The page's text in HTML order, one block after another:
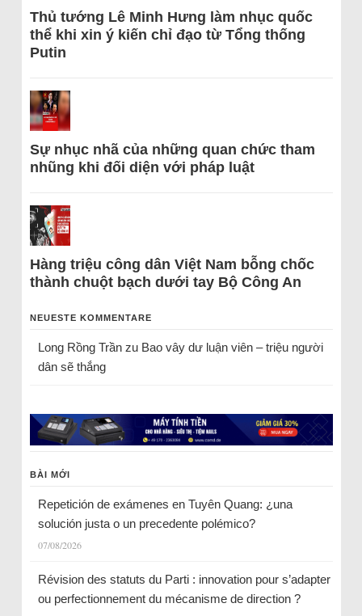
Thủ tướng Lê Minh Hưng làm nhục quốc
thể khi xin ý kiến chỉ đạo từ Tổng thống
Putin
Sự nhục nhã của những quan chức tham
nhũng khi đối diện với pháp luật
Hàng triệu công dân Việt Nam bỗng chốc
thành chuột bạch dưới tay Bộ Công An
NEUESTE KOMMENTARE
Long Rồng Trầnzu Bao vây dư luận viên – triệu người
dân sẽ thắng
BÀI MỚI
Repetición de exámenes en Tuyên Quang: ¿una
solución justa o un precedente polémico?
07/08/2026
Révision des statuts du Parti : innovation pour s’adapter
ou perfectionnement du mécanisme de direction ?